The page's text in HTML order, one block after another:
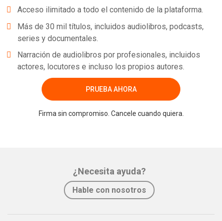
Acceso ilimitado a todo el contenido de la plataforma.
Más de 30 mil títulos, incluidos audiolibros, podcasts,
series y documentales.
Narración de audiolibros por profesionales, incluidos
actores, locutores e incluso los propios autores.
PRUEBA AHORA
Firma sin compromiso. Cancele cuando quiera.
¿Necesita ayuda?
Hable con nosotros